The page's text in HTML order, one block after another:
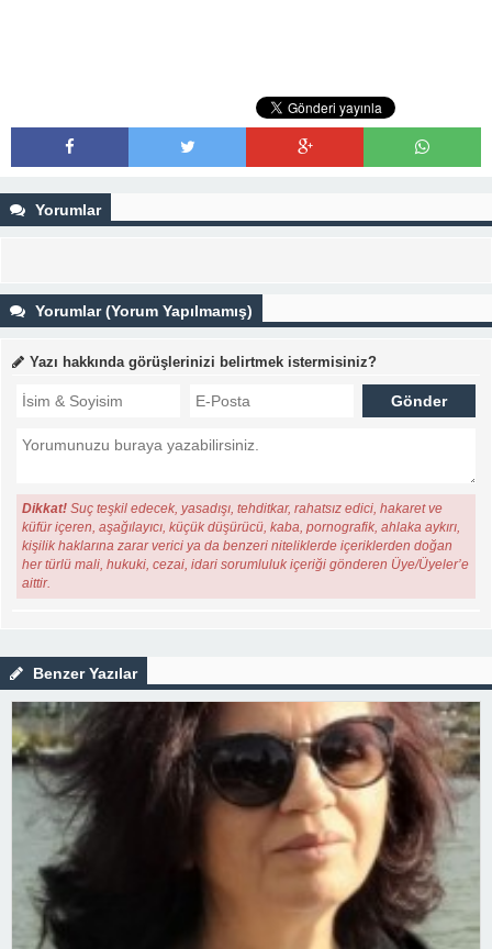
Yorumlar
Yorumlar (Yorum Yapılmamış)
Yazı hakkında görüşlerinizi belirtmek istermisiniz?
Dikkat! Suç teşkil edecek, yasadışı, tehditkar, rahatsız edici, hakaret ve
küfür içeren, aşağılayıcı, küçük düşürücü, kaba, pornografik, ahlaka aykırı,
kişilik haklarına zarar verici ya da benzeri niteliklerde içeriklerden doğan
her türlü mali, hukuki, cezai, idari sorumluluk içeriği gönderen Üye/Üyeler’e
aittir.
Benzer Yazılar